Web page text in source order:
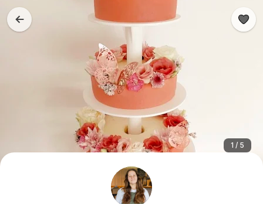
1 / 5